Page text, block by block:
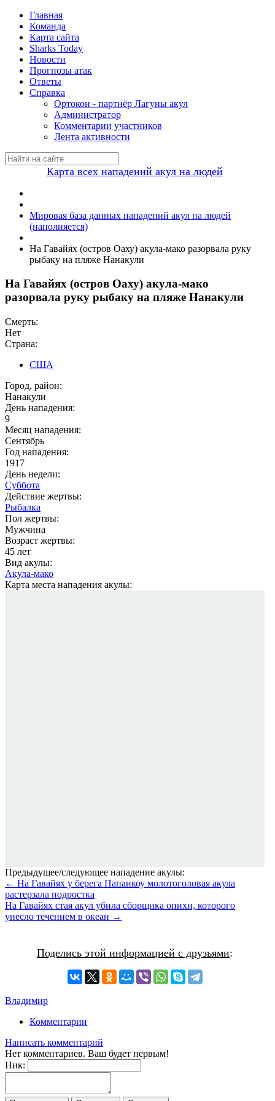
Главная
Команда
Карта сайта
Sharks Today
Новости
Прогнозы атак
Ответы
Справка
Ортокон - партнёр Лагуны акул
Администратор
Комментарии участников
Лента активности
Карта всех нападений акул на людей
Мировая база данных нападений акул на людей
(наполняется)
На Гавайях (остров Оаху) акула-мако разорвала руку
рыбаку на пляже Нанакули
На Гавайях (остров Оаху) акула-мако
разорвала руку рыбаку на пляже Нанакули
Смерть:
Нет
Страна:
США
Город, район:
Нанакули
День нападения:
9
Месяц нападения:
Сентябрь
Год нападения:
1917
День недели:
Суббота
Действие жертвы:
Рыбалка
Пол жертвы:
Мужчина
Возраст жертвы:
45 лет
Вид акулы:
Акула-мако
Карта места нападения акулы:
Предыдущее/следующее нападение акулы:
← На Гавайях у берега Папаикоу молотоголовая акула
растерзала подростка
На Гавайях стая акул убила сборщика опихи, которого
унесло течением в океан →
Поделись этой информацией с друзьями:
Владимир
Комментарии
Написать комментарий
Нет комментариев. Ваш будет первым!
Ник: